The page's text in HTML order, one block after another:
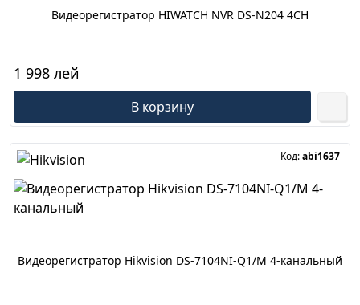
Видеорегистратор HIWATCH NVR DS-N204 4CH
1 998 лей
В корзину
Код:abi1637
Видеорегистратор Hikvision DS-7104NI-Q1/M 4-канальный